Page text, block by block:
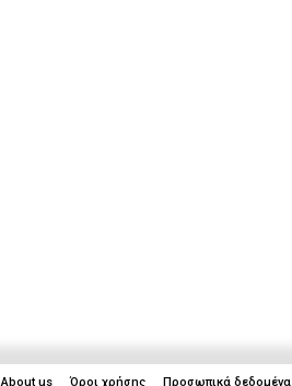
About us Όροι χρήσης Προσωπικά δεδομένα